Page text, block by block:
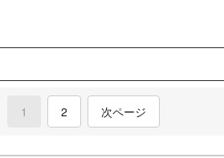
1 (current)
2 次ページ